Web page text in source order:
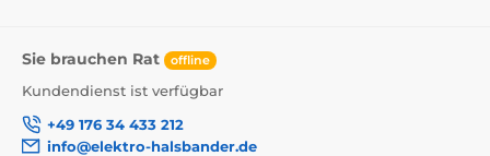
Sie brauchen Rat offline
Kundendienst ist verfügbar
+49 176 34 433 212
info@elektro-halsbander.de